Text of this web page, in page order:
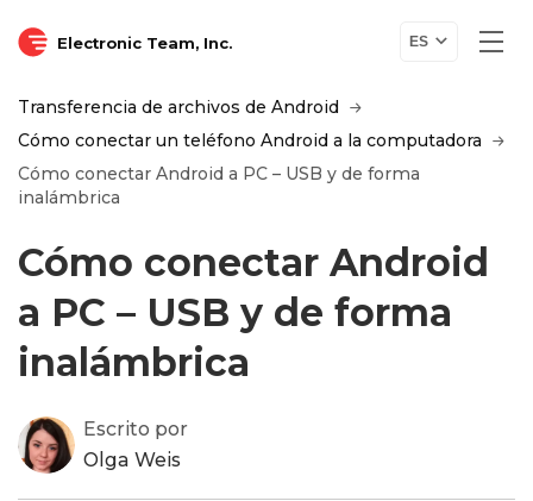
Electronic Team, Inc. ES
Transferencia de archivos de Android
Cómo conectar un teléfono Android a la computadora
Cómo conectar Android a PC – USB y de forma
inalámbrica
Cómo conectar Android
a PC – USB y de forma
inalámbrica
Escrito por
Olga Weis